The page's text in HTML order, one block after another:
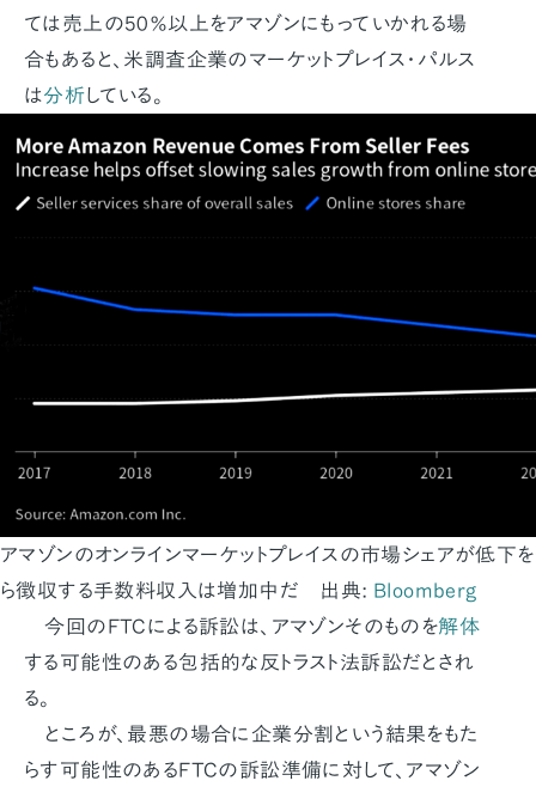
ては売上の50％以上をアマゾンにもっていかれる場
合もあると、米調査企業のマーケットプレイス・パルス
は分析している。
アマゾンのオンラインマーケットプレイスの市場シェアが低下
ら徴収する手数料収入は増加中だ 出典: Bloomberg
今回のFTCによる訴訟は、アマゾンそのものを解体
する可能性のある包括的な反トラスト法訴訟だとされ
る。
ところが、最悪の場合に企業分割という結果をもた
らす可能性のあるFTCの訴訟準備に対して、アマゾン